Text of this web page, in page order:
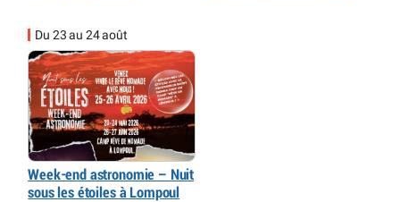
Du 23 au 24 août
Week-end astronomie – Nuit
sous les étoiles à Lompoul